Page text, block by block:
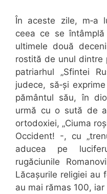
În aceste zile, m‑a
ceea ce se
ultimele două
rostită de unul dintre
patriarhul „Sfintei
judece, să‑și
pământul său, în
urmă cu o sută de
ortodoxiei, „Ciuma
Occident! -, cu
aducea pe
rugăciunile
Lăcașurile religiei au
au mai rămas 100,